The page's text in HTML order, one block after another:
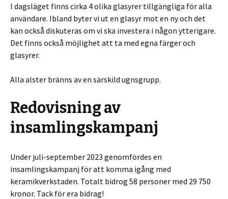
I dagsläget finns cirka 4 olika glasyrer tillgängliga för alla
användare. Ibland byter vi ut en glasyr mot en ny och det
kan också diskuteras om vi ska investera i någon ytterigare.
Det finns också möjlighet att ta med egna färger och
glasyrer.
Alla alster bränns av en särskild ugnsgrupp.
Redovisning av
insamlingskampanj
Under juli-september 2023 genomfördes en
insamlingskampanj för att komma igång med
keramikverkstaden. Totalt bidrog 58 personer med 29 750
kronor. Tack för era bidrag!